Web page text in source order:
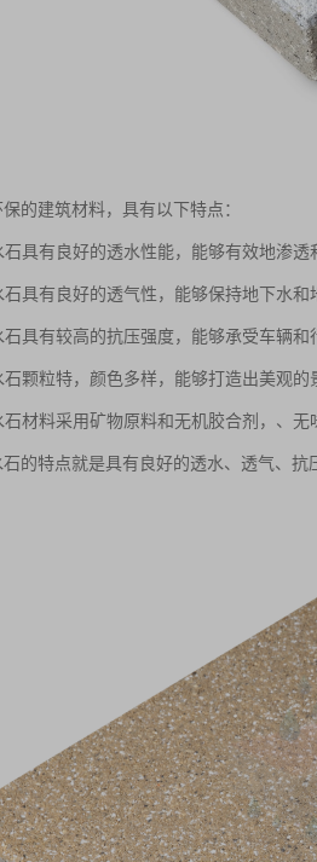
的建筑材料，具有以下特点：
具有良好的透水性能，能够有效地渗
具有良好的透气性，能够保持地下水
具有较高的抗压强度，能够承受车辆和
颗粒特，颜色多样，能够打造出美观的
材料采用矿物原料和无机胶合剂，、无
的特点就是具有良好的透水、透气、抗